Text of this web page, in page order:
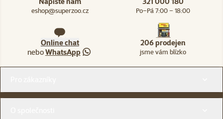
eshop@superzoo.cz Po–Pá 7:00 – 18:00
Online chat
neboWhatsApp
206 prodejen
jsme vám blízko